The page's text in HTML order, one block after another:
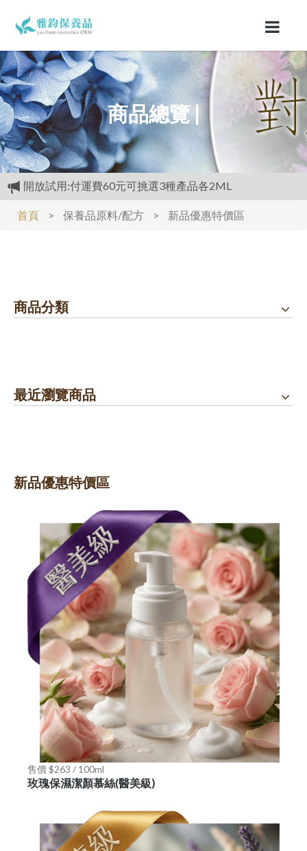
商品總覽 |
開放試用:付運費60元可挑選3種產品各2ML
滿3000元再送精美好禮
購物禮:送夏日涼感劑100cc.只能噴衣服.不要噴皮膚
首頁 > 保養品原料/配方 > 新品優惠特價區
商品分類
最近瀏覽商品
新品優惠特價區
售價 $263 / 100ml
玫瑰保濕潔顏慕絲(醫美級)